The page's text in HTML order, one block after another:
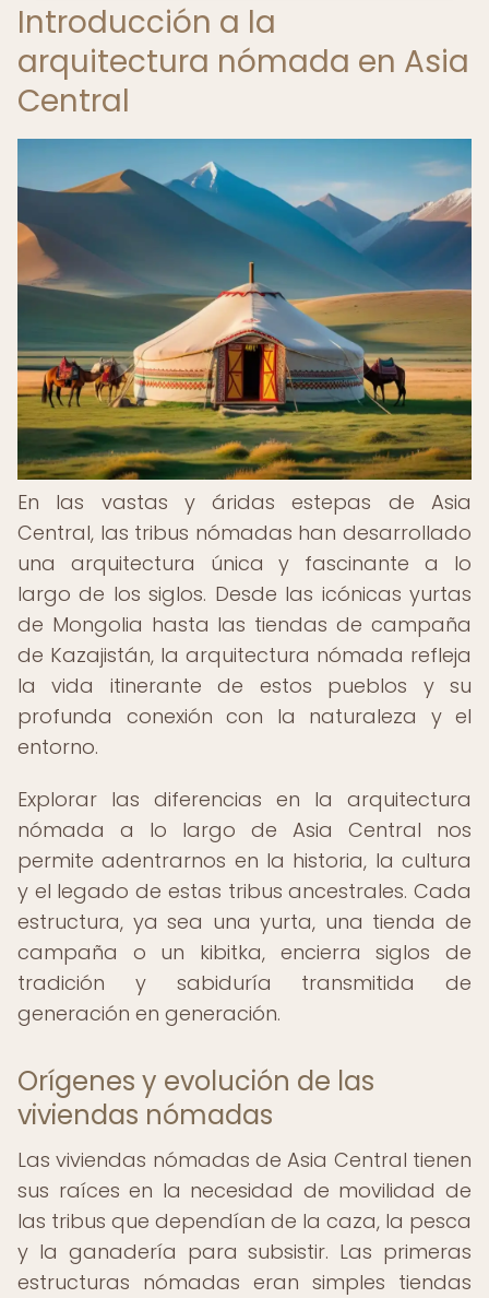
Introducción a la
arquitectura nómada en Asia
Central
En las vastas y áridas estepas de Asia
Central, las tribus nómadas han desarrollado
una arquitectura única y fascinante a lo
largo de los siglos. Desde las icónicas yurtas
de Mongolia hasta las tiendas de campaña
de Kazajistán, la arquitectura nómada refleja
la vida itinerante de estos pueblos y su
profunda conexión con la naturaleza y el
entorno.
Explorar las diferencias en la arquitectura
nómada a lo largo de Asia Central nos
permite adentrarnos en la historia, la cultura
y el legado de estas tribus ancestrales. Cada
estructura, ya sea una yurta, una tienda de
campaña o un kibitka, encierra siglos de
tradición y sabiduría transmitida de
generación en generación.
Orígenes y evolución de las
viviendas nómadas
Las viviendas nómadas de Asia Central tienen
sus raíces en la necesidad de movilidad de
las tribus que dependían de la caza, la pesca
y la ganadería para subsistir. Las primeras
estructuras nómadas eran simples tiendas